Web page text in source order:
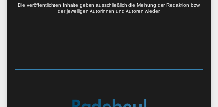
Die veröffentlichten Inhalte geben ausschließlich die Meinung der Redaktion bzw.
der jeweiligen Autorinnen und Autoren wieder.